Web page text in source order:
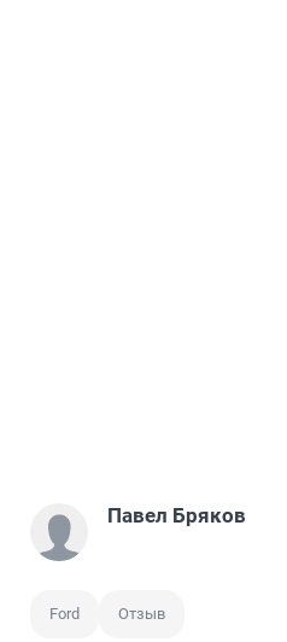
Павел Бряков
Ford Отзыв